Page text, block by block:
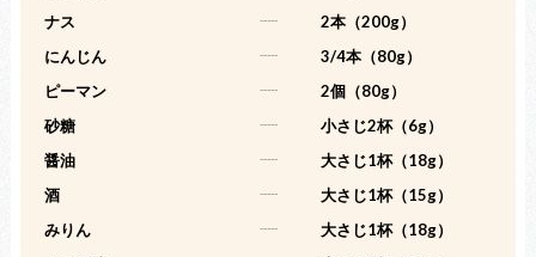
ナス
-----
2本（200g）
にんじん
-----
3/4本（80g）
ピーマン
-----
2個（80g）
砂糖
-----
小さじ2杯（6g）
醤油
-----
大さじ1杯（18g）
酒
-----
大さじ1杯（15g）
みりん
-----
大さじ1杯（18g）